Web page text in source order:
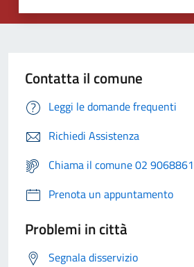
Contatta il comune
Leggi le domande frequenti
Richiedi Assistenza
Chiama il comune 02 9068861
Prenota un appuntamento
Problemi in città
Segnala disservizio